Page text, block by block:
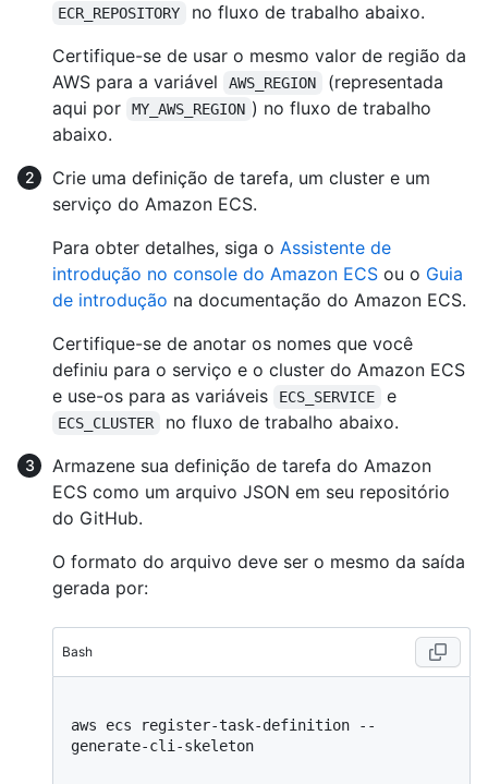
ECR_REPOSITORY
no fluxo de trabalho abaixo.
Certifique-se de usar o mesmo valor de região da
AWS para a variável
AWS_REGION
(representada
aqui por
MY_AWS_REGION ) no fluxo de trabalho
abaixo.
Crie uma definição de tarefa, um cluster e um
serviço do Amazon ECS.
Para obter detalhes, siga o Assistente de
introdução no console do Amazon ECS ou o Guia
de introdução na documentação do Amazon ECS.
Certifique-se de anotar os nomes que você
definiu para o serviço e o cluster do Amazon ECS
e use-os para as variáveis
ECS_SERVICE e
ECS_CLUSTER
no fluxo de trabalho abaixo.
Armazene sua definição de tarefa do Amazon
ECS como um arquivo JSON em seu repositório
do GitHub.
O formato do arquivo deve ser o mesmo da saída
gerada por:
Bash
aws ecs register-task-definition --
generate-cli-skeleton